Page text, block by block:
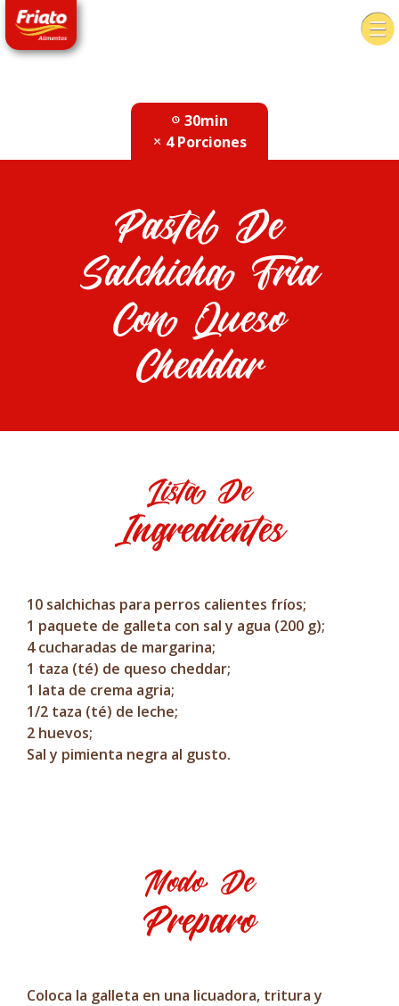
30min
4 Porciones
Pastel De
Salchicha Fría
Con Queso
Cheddar
Lista De
Ingredientes
10 salchichas para perros calientes fríos;
1 paquete de galleta con sal y agua (200 g);
4 cucharadas de margarina;
1 taza (té) de queso cheddar;
1 lata de crema agria;
1/2 taza (té) de leche;
2 huevos;
Sal y pimienta negra al gusto.
Modo De
Preparo
Coloca la galleta en una licuadora, tritura y